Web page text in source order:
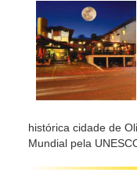
histórica cidade de
Mundial pela